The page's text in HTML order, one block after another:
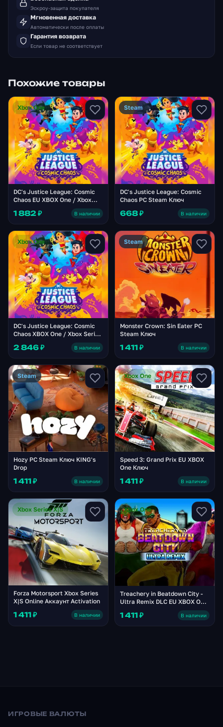
Эскроу-защита покупателя
Мгновенная доставка
Автоматически после оплаты
Гарантия возврата
Если товар не соответствует
Похожие товары
Xbox One
DC's Justice League: Cosmic
Chaos EU XBOX One / Xbox
1 882 ₽ В наличии
Steam
DC's Justice League: Cosmic
Chaos PC Steam Ключ
668 ₽ В наличии
Xbox One
DC's Justice League: Cosmic
Chaos XBOX One / Xbox Series
2 846 ₽ В наличии
Steam
Monster Crown: Sin Eater PC
Steam Ключ
1 411 ₽ В наличии
Steam
Hozy PC Steam Ключ KING's
Drop
1 411 ₽ В наличии
Xbox One
Speed 3: Grand Prix EU XBOX
One Ключ
1 411 ₽ В наличии
Xbox Series X|S
Forza Motorsport Xbox Series
X|S Online Аккаунт Activation
1 411 ₽ В наличии
Xbox One
Treachery in Beatdown City -
Ultra Remix DLC EU XBOX One
/ Xbox Series X|S Ключ
1 411 ₽ В наличии
ИГРОВЫЕ ВАЛЮТЫ